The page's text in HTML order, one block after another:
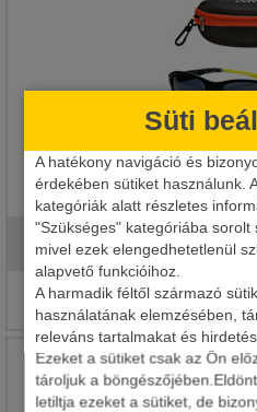
Süti
A hatékony navigáció és
érdekében sütiket használunk.
kategóriák alatt részletes
"Szükséges" kategóriába
mivel ezek elengedhetetlenül
alapvető funkcióihoz.
A harmadik féltől származó
használatának elemzésében,
releváns tartalmakat és
Ezeket a sütiket csak az Ön
tároljuk a
letiltja ezeket a sütiket, de
CARP EXPERT LEBEGŐ
9
6